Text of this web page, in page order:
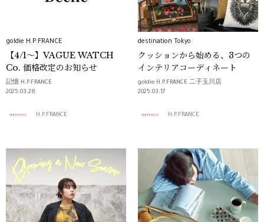
goldie H.P.FRANCE
【4/1～】VAGUE WATCH
Co. 価格改定のお知らせ
記憶 H.P.FRANCE
2025.03.28
H.P.FRANCE
destination Tokyo
クッションから始める、3つの
インテリアコーディネート
goldie H.P.FRANCE 二子玉川店
2025.03.17
H.P.FRANCE